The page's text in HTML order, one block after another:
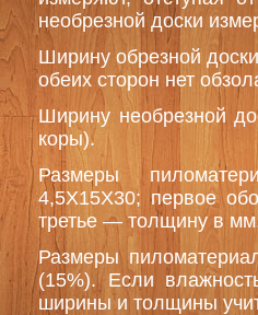
необрезной доски
Ширину обрезной
обеих сторон нет
Ширину необрезной
коры).
Размеры
4,5X15X30; первое
третье — толщину в
Размеры
(15%). Если
ширины и толщины